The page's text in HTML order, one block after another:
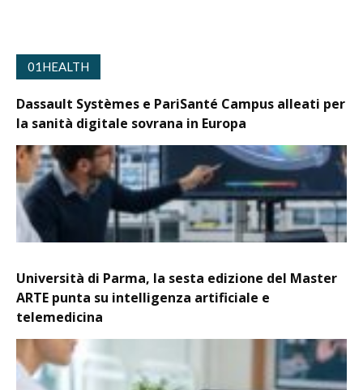
01HEALTH
Dassault Systèmes e PariSanté Campus alleati per
la sanità digitale sovrana in Europa
Università di Parma, la sesta edizione del Master
ARTE punta su intelligenza artificiale e
telemedicina